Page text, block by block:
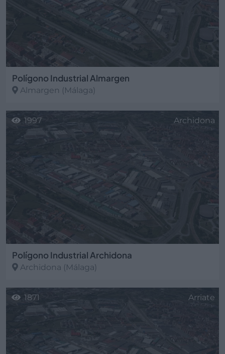
Polígono Industrial Almargen
Almargen (Málaga)
Polígono Industrial Archidona
Archidona (Málaga)
1997 Archidona
1871 Arriate